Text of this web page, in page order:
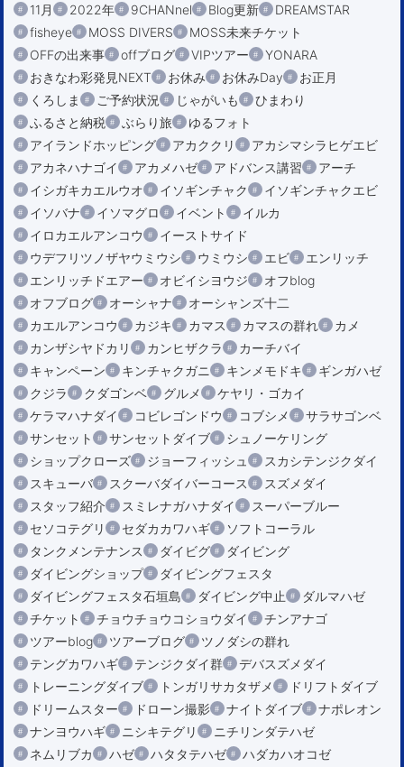
11月 2022年 9CHANnel Blog更新
DREAMSTAR
fisheye
MOSS DIVERS
MOSS未来チケット
OFFの出来事
offブログ VIPツアー
YONARA
おきなわ彩発見NEXT
お休み お休みDay
お正月
くろしま
ご予約状況 じゃがいも
ひまわり
ふるさと納税
ぶらり旅
ゆるフォト
アイランドホッピング
アカククリ
アカシマシラヒゲエビ
アカネハナゴイ
アカメハゼ アドバンス講習
アーチ
イシガキカエルウオ
イソギンチャク
イソギンチャクエビ
イソバナ
イソマグロ イベント
イルカ
イロカエルアンコウ
イーストサイド
ウデフリツノザヤウミウシ
ウミウシ エビ
エンリッチ
エンリッチドエアー
オビイシヨウジ
オフblog
オフブログ
オーシャナ
オーシャンズ十二
カエルアンコウ
カジキ カマス カマスの群れ
カメ
カンザシヤドカリ
カンヒザクラ
カーチバイ
キャンペーン
キンチャクガニ キンメモドキ
ギンガハゼ
クジラ
クダゴンベ グルメ
ケヤリ・ゴカイ
ケラマハナダイ
コビレゴンドウ コブシメ
サラサゴンベ
サンセット
サンセットダイブ
シュノーケリング
ショップクローズ
ジョーフィッシュ
スカシテンジクダイ
スキューバ
スクーバダイバーコース
スズメダイ
スタッフ紹介
スミレナガハナダイ
スーパーブルー
セソコテグリ
セダカカワハギ
ソフトコーラル
タンクメンテナンス
ダイビグ
ダイビング
ダイビングショップ
ダイビングフェスタ
ダイビングフェスタ石垣島
ダイビング中止
ダルマハゼ
チケット
チョウチョウコショウダイ
チンアナゴ
ツアーblog
ツアーブログ
ツノダシの群れ
テングカワハギ
テンジクダイ群
デバスズメダイ
トレーニングダイブ
トンガリサカタザメ
ドリフトダイブ
ドリームスター
ドローン撮影 ナイトダイブ
ナポレオン
ナンヨウハギ
ニシキテグリ
ニチリンダテハゼ
ネムリブカ
ハゼ ハタタテハゼ
ハダカハオコゼ